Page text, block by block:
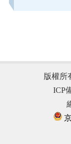
版權所
ICP